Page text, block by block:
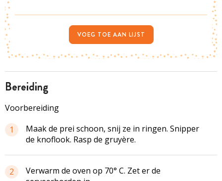
bereiding
Voorbereiding
1
Maak de prei schoon, snij ze in ringen. Snipper
de knoflook. Rasp de gruyère.
2
Verwarm de oven op 70° C. Zet er de
VOEG TOE AAN LIJST